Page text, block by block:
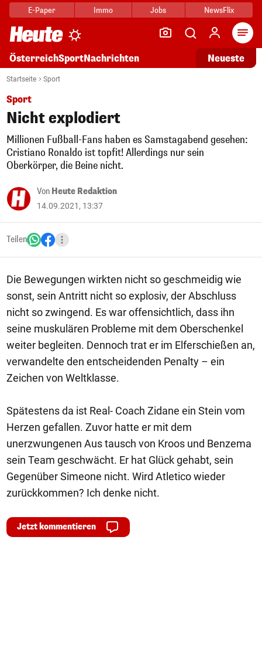
E-Paper Immo Jobs NewsFlix
ÖsterreichSportNachrichten Neueste
Startseite Sport
Sport
Nicht explodiert
Millionen Fußball-Fans haben es Samstagabend gesehen:
Cristiano Ronaldo ist topfit! Allerdings nur sein
Oberkörper, die Beine nicht.
Von Heute Redaktion
14.09.2021, 13:37
Teilen
Die Bewegungen wirkten nicht so geschmeidig wie
sonst, sein Antritt nicht so explosiv, der Abschluss
nicht so zwingend. Es war offensichtlich, dass ihn
seine muskulären Probleme mit dem Oberschenkel
weiter begleiten. Dennoch trat er im Elferschießen an,
verwandelte den entscheidenden Penalty – ein
Zeichen von Weltklasse.
Spätestens da ist Real- Coach Zidane ein Stein vom
Herzen gefallen. Zuvor hatte er mit dem
unerzwungenen Aus tausch von Kroos und Benzema
sein Team geschwächt. Er hat Glück gehabt, sein
Gegenüber Simeone nicht. Wird Atletico wieder
zurückkommen? Ich denke nicht.
Jetzt kommentieren